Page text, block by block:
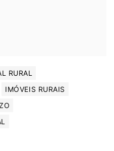
RURAL
IMÓVEIS RURAIS